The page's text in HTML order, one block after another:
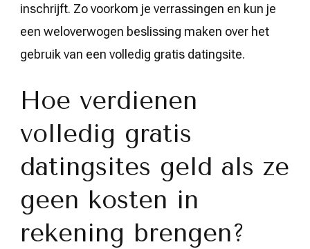
inschrijft. Zo voorkom je verrassingen en kun je
een weloverwogen beslissing maken over het
gebruik van een volledig gratis datingsite.
Hoe verdienen
volledig gratis
datingsites geld als ze
geen kosten in
rekening brengen?